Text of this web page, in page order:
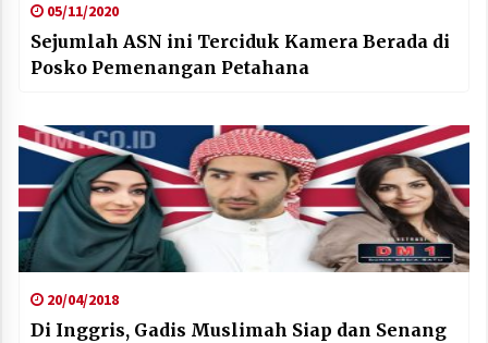
05/11/2020
Sejumlah ASN ini Terciduk Kamera Berada di
Posko Pemenangan Petahana
20/04/2018
Di Inggris, Gadis Muslimah Siap dan Senang